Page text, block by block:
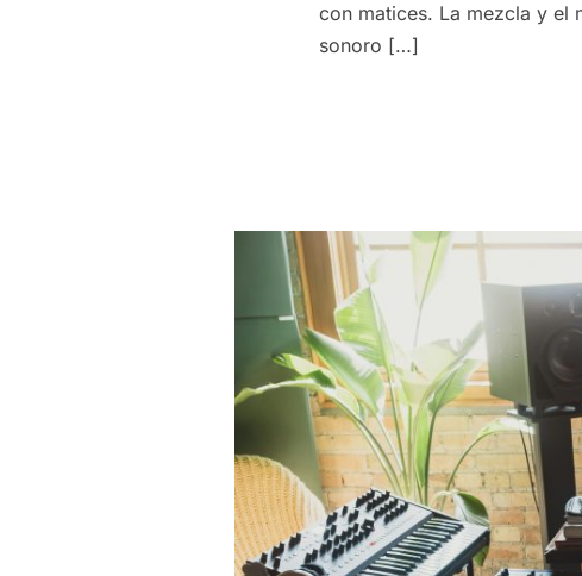
con matices. La mezcla y el
sonoro […]